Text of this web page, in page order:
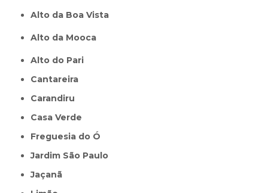
Alto da Boa Vista
Alto da Mooca
Alto do Pari
Cantareira
Carandiru
Casa Verde
Freguesia do Ó
Jardim São Paulo
Jaçanã